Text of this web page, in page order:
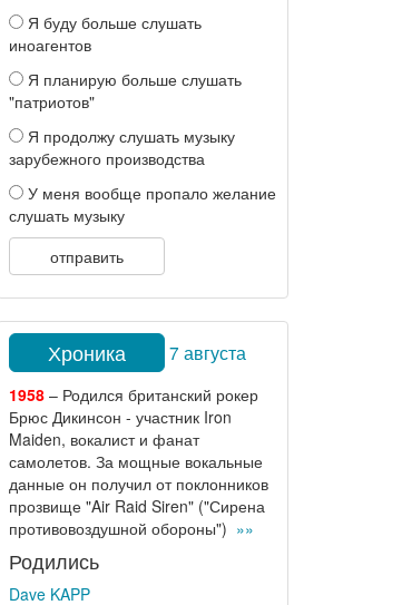
Я буду больше слушать
иноагентов
Я планирую больше слушать
"патриотов"
Я продолжу слушать музыку
зарубежного производства
У меня вообще пропало желание
слушать музыку
отправить
Хроника 7 августа
1958– Родился британский рокер
Брюс Дикинсон - участник Iron
Maiden, вокалист и фанат
самолетов. За мощные вокальные
данные он получил от поклонников
прозвище "Air Raid Siren" ("Сирена
противовоздушной обороны") »»
Родились
Dave KAPP